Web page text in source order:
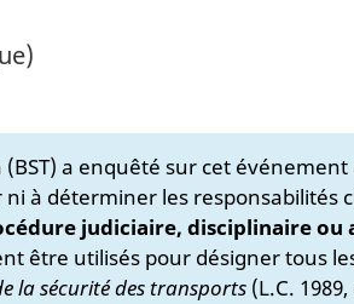
a enquêté sur cet
à déterminer les responsabilités
judiciaire, disciplinaire ou
être utilisés pour désigner tous
la sécurité des transports (L.C.